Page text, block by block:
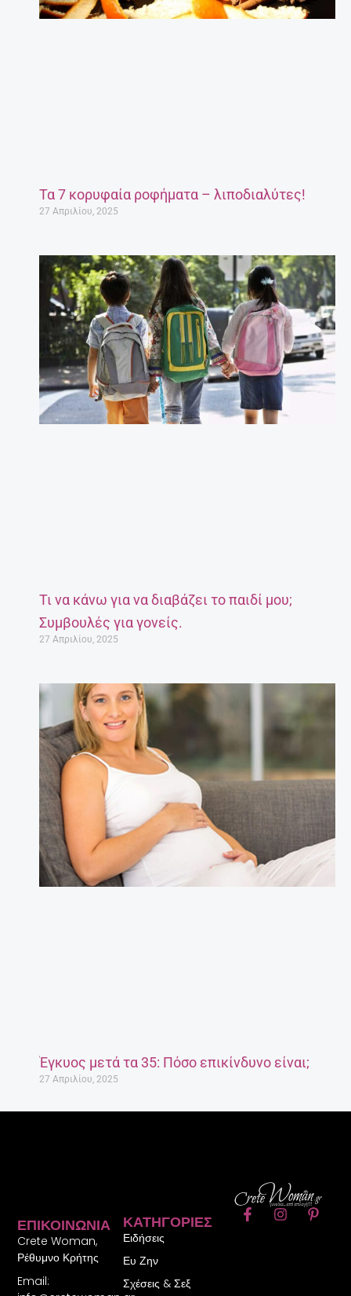
Τα 7 κορυφαία ροφήματα – λιποδιαλύτες!
27 Απριλίου, 2025
Τι να κάνω για να διαβάζει το παιδί μου;
Συμβουλές για γονείς.
27 Απριλίου, 2025
Έγκυος μετά τα 35: Πόσο επικίνδυνο είναι;
27 Απριλίου, 2025
F
a
I
P
ΚΑΤΗΓΟΡΊΕΣ
Ειδήσεις
Ευ Ζην
Σχέσεις & Σεξ
ΕΠΙΚΟΙΝΩΝΊΑ
Crete Woman,
Ρέθυμνο Κρήτης
Email: